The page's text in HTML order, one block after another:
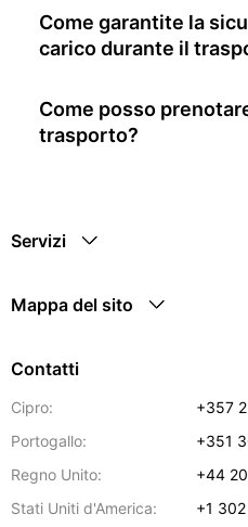
Come garantite la
carico durante il
Come posso
trasporto?
Servizi
Mappa del sito
Contatti
Cipro:
+357
Portogallo:
+351
Regno Unito:
+44
Stati Uniti d'America:
+1